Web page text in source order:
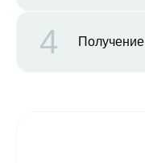
4 Получение